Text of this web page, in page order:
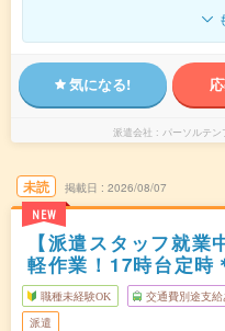
気になる!
派遣会社 パーソルテ
未読
NEW
掲載日 2026/08/07
【派遣スタッフ就
軽作業！17時台定時
職種未経験OK 交通費別途支給
派遣